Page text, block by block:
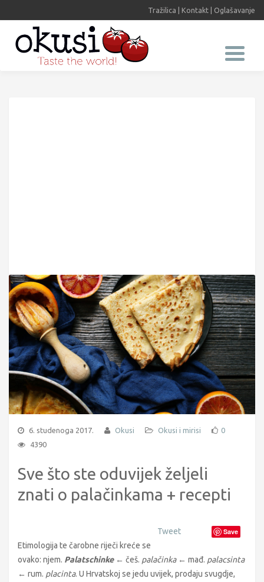
Tražilica Kontakt Oglašavanje
6. studenoga 2017. Okusi Okusi i mirisi
0
4390
Sve što ste oduvijek željeli
znati o palačinkama + recepti
Tweet Save
Etimologija te čarobne riječi kreće se
ovako: njem. Palatschinke← češ. palačinka← mađ. palacsinta
← rum. placinta. U Hrvatskoj se jedu uvijek, prodaju svugdje,